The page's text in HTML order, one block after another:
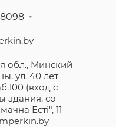
обл., Минский
ул. 40 лет
(вход с
здания, со
Естi", 11